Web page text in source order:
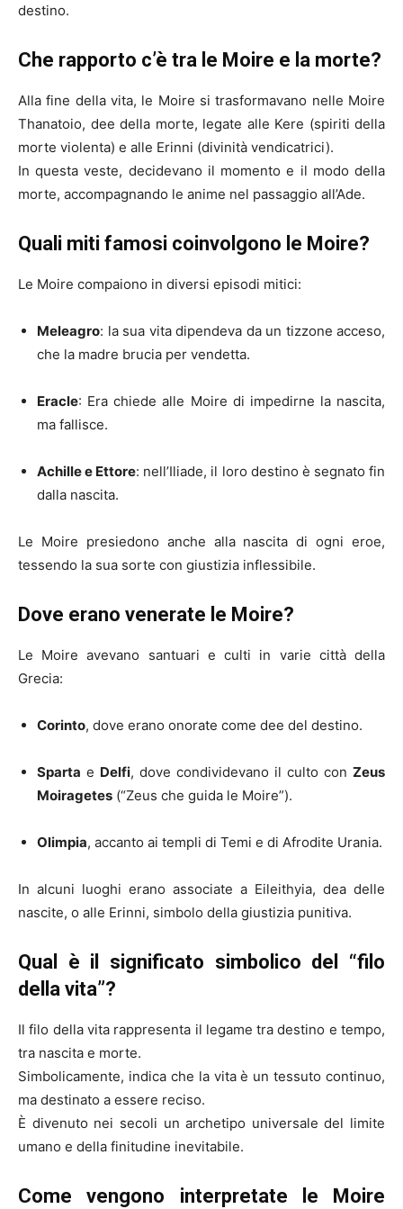
destino.
Che rapporto c’è tra le Moire e la morte?
Alla fine della vita, le Moire si trasformavano nelle Moire
Thanatoio, dee della morte, legate alle Kere (spiriti della
morte violenta) e alle Erinni (divinità vendicatrici).
In questa veste, decidevano il momento e il modo della
morte, accompagnando le anime nel passaggio all’Ade.
Quali miti famosi coinvolgono le Moire?
Le Moire compaiono in diversi episodi mitici:
Meleagro: la sua vita dipendeva da un tizzone acceso,
che la madre brucia per vendetta.
Eracle: Era chiede alle Moire di impedirne la nascita,
ma fallisce.
Achille e Ettore: nell’Iliade, il loro destino è segnato fin
dalla nascita.
Le Moire presiedono anche alla nascita di ogni eroe,
tessendo la sua sorte con giustizia inflessibile.
Dove erano venerate le Moire?
Le Moire avevano santuari e culti in varie città della
Grecia:
Corinto, dove erano onorate come dee del destino.
Sparta e Delfi, dove condividevano il culto con Zeus
Moiragetes (“Zeus che guida le Moire”).
Olimpia, accanto ai templi di Temi e di Afrodite Urania.
In alcuni luoghi erano associate a Eileithyia, dea delle
nascite, o alle Erinni, simbolo della giustizia punitiva.
Qual è il significato simbolico del “filo
della vita”?
Il filo della vita rappresenta il legame tra destino e tempo,
tra nascita e morte.
Simbolicamente, indica che la vita è un tessuto continuo,
ma destinato a essere reciso.
È divenuto nei secoli un archetipo universale del limite
umano e della finitudine inevitabile.
Come vengono interpretate le Moire